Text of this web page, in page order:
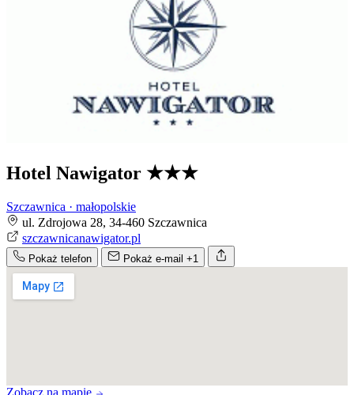
Hotel Nawigator ★★★
Szczawnica · małopolskie
ul. Zdrojowa 28, 34-460 Szczawnica
szczawnicanawigator.pl
Pokaż telefon Pokaż e-mail +1